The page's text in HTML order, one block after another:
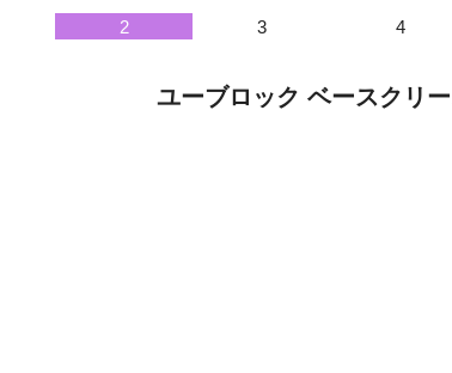
2 3 4
ユーブロック ベースクリ